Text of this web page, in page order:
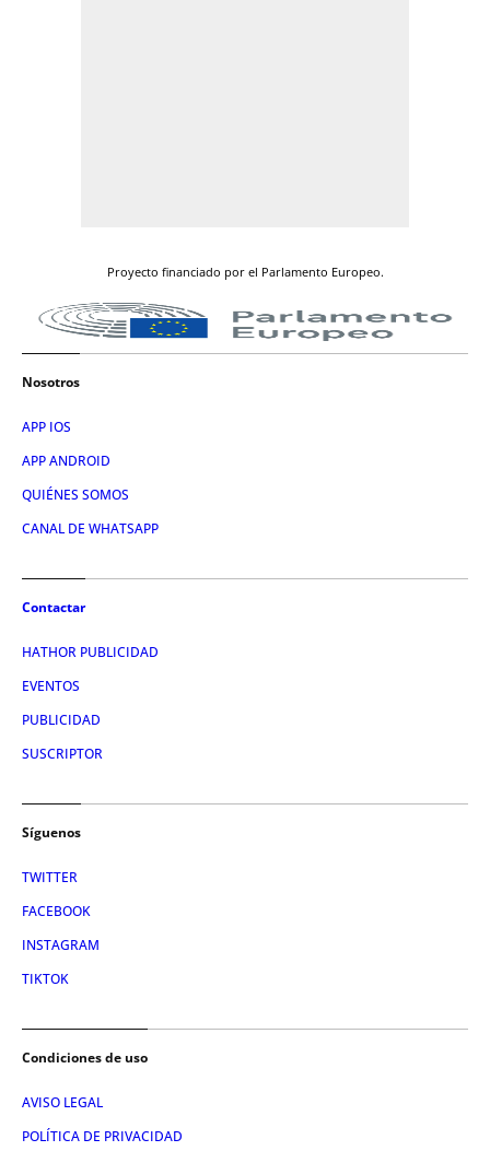
Proyecto financiado por el Parlamento Europeo.
Nosotros
APP IOS
APP ANDROID
QUIÉNES SOMOS
CANAL DE WHATSAPP
Contactar
HATHOR PUBLICIDAD
EVENTOS
PUBLICIDAD
SUSCRIPTOR
Síguenos
TWITTER
FACEBOOK
INSTAGRAM
TIKTOK
Condiciones de uso
AVISO LEGAL
POLÍTICA DE PRIVACIDAD